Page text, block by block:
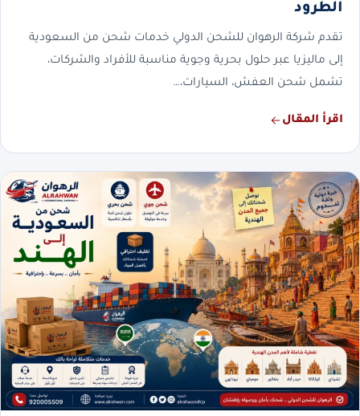
الطرود
تقدم شركة الرهوان للشحن الدولي خدمات شحن من السعودية
إلى ماليزيا عبر حلول بحرية وجوية مناسبة للأفراد والشركات،
تشمل شحن العفش، السيارات،…
اقرأ المقال